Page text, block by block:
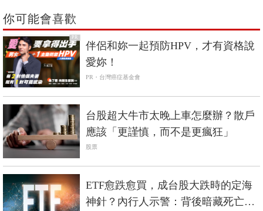
你可能會喜歡
PR
伴侶和妳一起預防HPV，才有資格說
愛妳！
PR・台灣癌症基金會
台股超大牛市太晚上車怎麼辦？散戶
應該「更謹慎，而不是更瘋狂」
股票
ETF愈跌愈買，成台股大跌時的定海
神針？內行人示警：背後暗藏死亡螺